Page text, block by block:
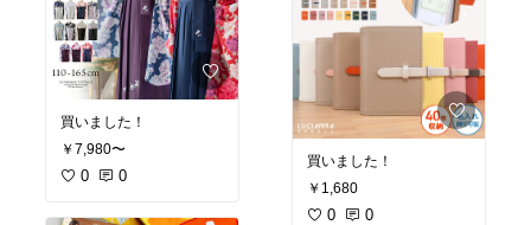
買いました！
￥7,980〜
0 0
買いました！
￥1,680
0 0